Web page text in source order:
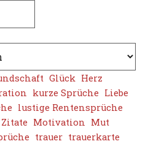
Glück Herz
kurze Sprüche Liebe
lustige Rentensprüche
Motivation Mut
trauer trauerkarte